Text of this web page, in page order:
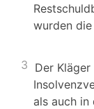
wurden
3 Der
als auch in